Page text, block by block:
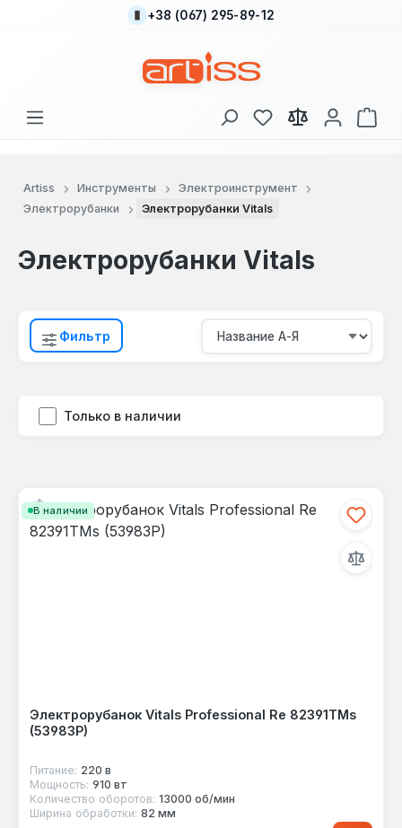
Перейти к основному содержанию
+38 (067) 295-89-12
У вас есть товары
В
Artiss Инструменты
Электроинструмент
Электрорубанки
Электрорубанки Vitals
Электрорубанки Vitals
Фильтр
Только в наличии
В наличии
Электрорубанок Vitals Professional Re 82391TMs
(53983P)
Питание: 220 в
Мощность: 910 вт
Количество оборотов: 13000 об/мин
Ширина обработки: 82 мм